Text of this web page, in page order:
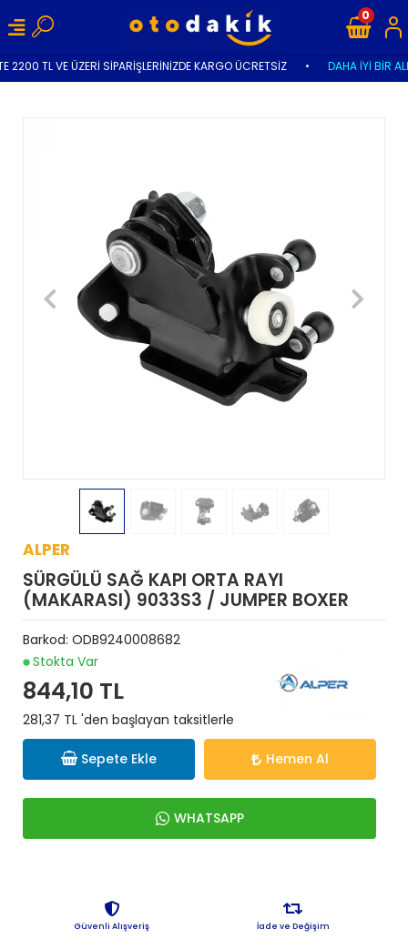
2200 TL VE ÜZERİ SİPARİŞLERİNİZDE KARGO ÜCRETSİZ DAHA İYİ BİR
0
ALPER
SÜRGÜLÜ SAĞ KAPI ORTA RAYI
(MAKARASI) 9033S3 / JUMPER BOXER
Barkod: ODB9240008682
Stokta Var
844,10 TL
281,37 TL 'den başlayan taksitlerle
Sepete Ekle Hemen Al
WHATSAPP
Güvenli Alışveriş İade ve Değişim